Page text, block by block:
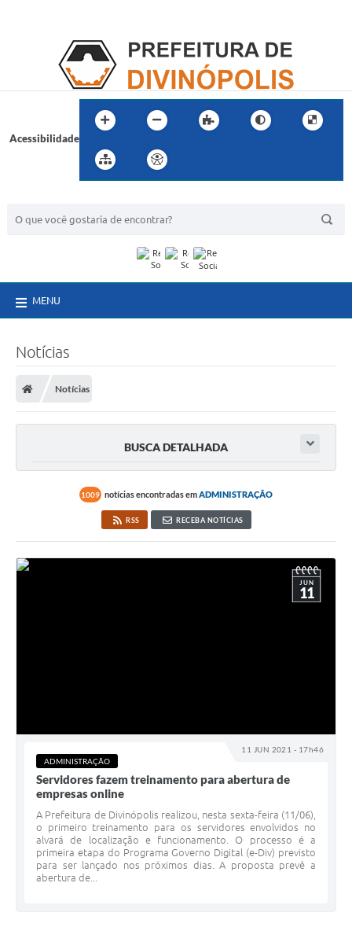
Acessibilidade
MENU
Notícias
Notícias
BUSCA DETALHADA
1009 notícias encontradas emADMINISTRAÇÃO
RSS RECEBA NOTÍCIAS
11 JUN 2021 - 17h46
JUN
11
ADMINISTRAÇÃO
Servidores fazem treinamento para abertura de
empresas online
A Prefeitura de Divinópolis realizou, nesta sexta-feira (11/06),
o primeiro treinamento para os servidores envolvidos no
alvará de localização e funcionamento. O processo é a
primeira etapa do Programa Governo Digital (e-Div) previsto
para ser lançado nos próximos dias. A proposta prevê a
abertura de...